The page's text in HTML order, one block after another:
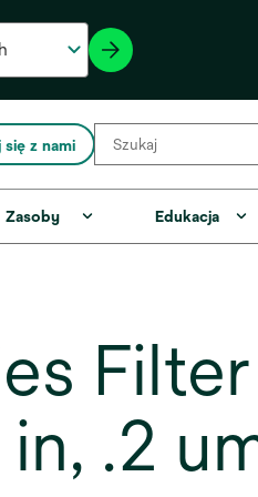
z nami
Zasoby Edukacja
Filter
.2